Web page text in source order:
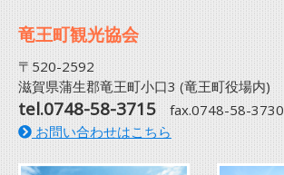
竜王町観光協会
〒520-2592
滋賀県蒲生郡竜王町小口3 (竜王町役場内)
tel.0748-58-3715 fax.0748-58-3730
お問い合わせはこちら